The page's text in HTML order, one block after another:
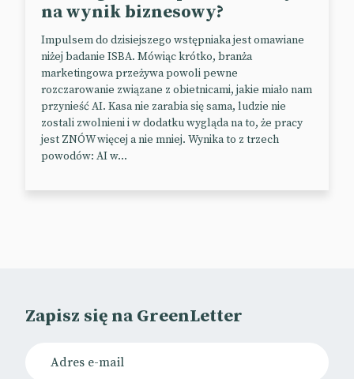
Jak zwrócić uwagę na palący problem utraty
nowej kampanii prezentuje żywy font, który
informuje o zatrważająco szybkim wymieraniu
zwierząt –jest on powiązany z bazą danych
„Czerwonej księgi gatunków zagrożonych”. Każda
litera w stworzonym tak alfabecie odpowiada
jednemu gatunkowi i informuje o liczbie żyjących
zwierząt. Cały projekt jest
🎥THE ENDANGERED TYPEFACE
podcastów.
na wynik biznesowy?
Impulsem do dzisiejszego wstępniaka jest omawiane
niżej badanie ISBA. Mówiąc krótko, branża
marketingowa przeżywa powoli pewne
rozczarowanie związane z obietnicami, jakie miało nam
przynieść AI. Kasa nie zarabia się sama, ludzie nie
zostali zwolnieni i w dodatku wygląda na to, że pracy
jest ZNÓW więcej a nie mniej. Wynika to z trzech
powodów: AI w...
Zapisz się na GreenLetter